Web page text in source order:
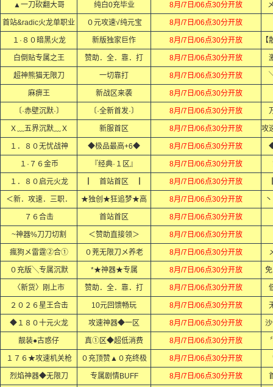
▲一刀砍翻大哥 纯白0充毕业 8月/7日/06点30分开放
首站&radic火龙单职业 ０元攻速√纯元宝 8月/7日/06点30分开放
１·８０暗黑火龙 新版独家巨作 8月/7日/06点30分开放
白倒贴专属之王 赞助．全．靠．打 8月/7日/06点30分开放
超神熊猫无限刀 一切靠打 8月/7日/06点30分开放
麻痹王 新战区来袭 8月/7日/06点30分开放
〔·赤壁沉默·〕 〔·全新首发·〕 8月/7日/06点30分开放
Ｘ﹏五界沉默﹏Ｘ 新服首区 8月/7日/06点30分开放
１．８０无忧战神 ◆极品最高+6◆ 8月/7日/06点30分开放
１·７６金币 『经典·１区』 8月/7日/06点30分开放
１．８０启元火龙 ┃ 首站首区 ┃ 8月/7日/06点30分开放
＜新．攻速．三职． ★独创★狂追梦★高 8月/7日/06点30分开放
７６合击 首站首区 8月/7日/06点30分开放
~神器%刀刀切割 ＜赞助直接领＞ 8月/7日/06点30分开放
瘋狗メ雷霆②合① ０茺无限刀メ养老 8月/7日/06点30分开放
０充版╲专属沉默 *★神器★专属 8月/7日/06点30分开放
〈新货〉刚上市 赞助．全．靠．打 8月/7日/06点30分开放
２０２６星王合击 10元回馈畅玩 8月/7日/06点30分开放
◆１８０十元火龙 攻速神器◆一区 8月/7日/06点30分开放
靓装●古惑仔 真①区◆超低消费 8月/7日/06点30分开放
１７６★攻速机关枪 ０充顶赞▲０充终极 8月/7日/06点30分开放
烈焰神器◆无限刀 专属剧情BUFF 8月/7日/06点30分开放